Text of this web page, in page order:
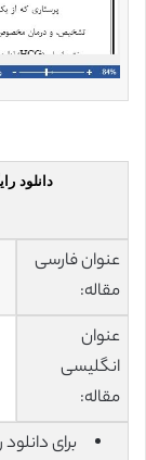
دانلود
عنوان فارسی
مقاله:
عنوان
انگلیسی
مقاله: